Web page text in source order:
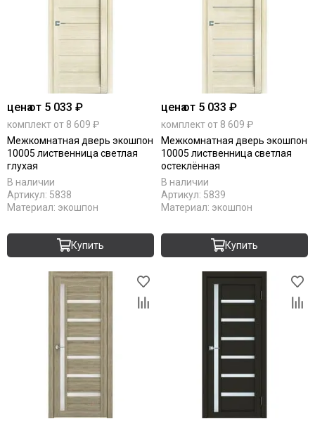
ценаот 5 033 ₽
комплект от 8 609 ₽
Межкомнатная дверь экошпон
10005 лиственница светлая
глухая
В наличии
Артикул: 5838
Материал: экошпон
Купить
ценаот 5 033 ₽
комплект от 8 609 ₽
Межкомнатная дверь экошпон
10005 лиственница светлая
остеклённая
В наличии
Артикул: 5839
Материал: экошпон
Купить